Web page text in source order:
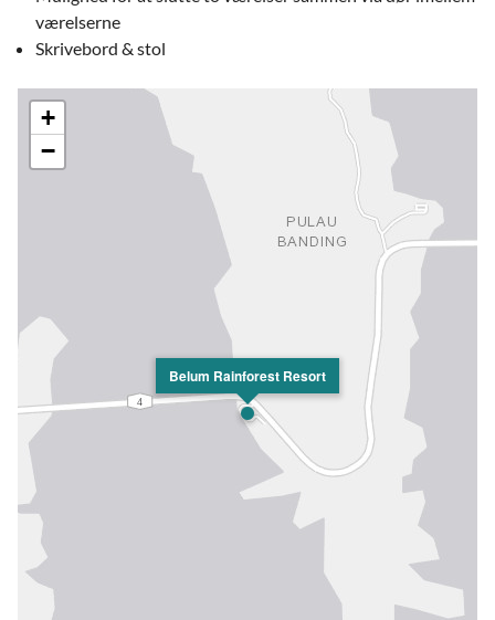
værelserne
Skrivebord & stol
Belum Rainforest Resort
+
−